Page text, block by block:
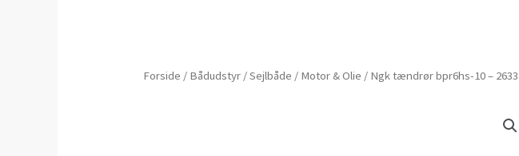
Forside / Bådudstyr/Sejlbåde / Motor & Olie / Ngk tændrør bpr6hs-10 – 2633